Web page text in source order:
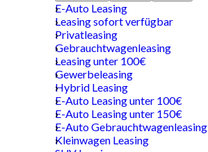
E-Auto Leasing
Leasing sofort verfügbar
Privatleasing
Gebrauchtwagenleasing
Leasing unter 100€
Gewerbeleasing
Hybrid Leasing
E-Auto Leasing unter 100€
E-Auto Leasing unter 150€
E-Auto Gebrauchtwagenleasing
Kleinwagen Leasing